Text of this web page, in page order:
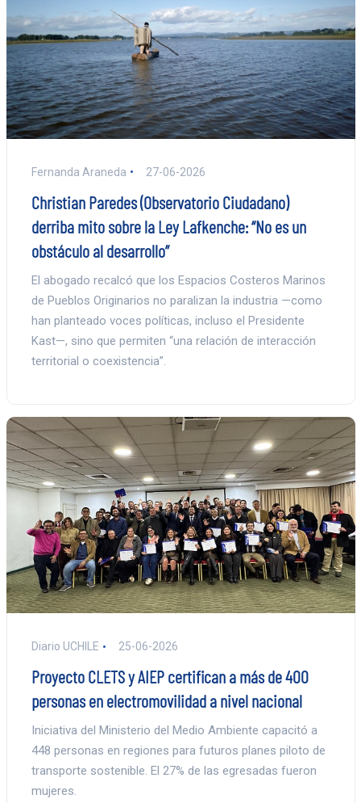
Fernanda Araneda 27-06-2026
Christian Paredes (Observatorio Ciudadano)
derriba mito sobre la Ley Lafkenche: “No es un
obstáculo al desarrollo”
El abogado recalcó que los Espacios Costeros Marinos
de Pueblos Originarios no paralizan la industria —como
han planteado voces políticas, incluso el Presidente
Kast—, sino que permiten “una relación de interacción
territorial o coexistencia”.
Diario UCHILE 25-06-2026
Proyecto CLETS y AIEP certifican a más de 400
personas en electromovilidad a nivel nacional
Iniciativa del Ministerio del Medio Ambiente capacitó a
448 personas en regiones para futuros planes piloto de
transporte sostenible. El 27% de las egresadas fueron
mujeres.